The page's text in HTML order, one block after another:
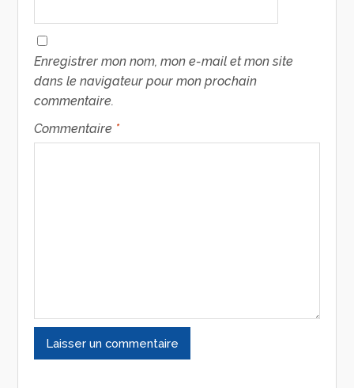
Enregistrer mon nom, mon e-mail et mon site
dans le navigateur pour mon prochain
commentaire.
Commentaire *